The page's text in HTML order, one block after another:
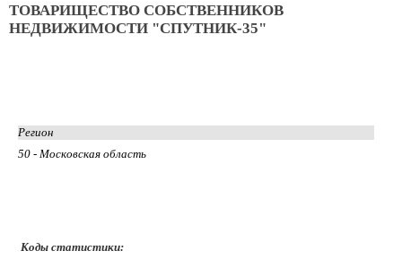
ТОВАРИЩЕСТВО СОБСТВЕННИКОВ
НЕДВИЖИМОСТИ "СПУТНИК-35"
Регион
50 - Московская область
Коды статистики: